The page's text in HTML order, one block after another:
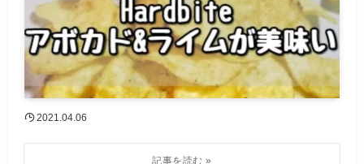
2021.04.06